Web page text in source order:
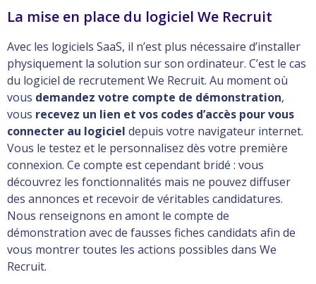
La mise en place du logiciel We Recruit
Avec les logiciels SaaS, il n’est plus nécessaire d’installer
physiquement la solution sur son ordinateur. C’est le cas
du logiciel de recrutement We Recruit. Au moment où
vous demandez votre compte de démonstration,
vous recevez un lien et vos codes d’accès pour vous
connecter au logiciel depuis votre navigateur internet.
Vous le testez et le personnalisez dès votre première
connexion. Ce compte est cependant bridé : vous
découvrez les fonctionnalités mais ne pouvez diffuser
des annonces et recevoir de véritables candidatures.
Nous renseignons en amont le compte de
démonstration avec de fausses fiches candidats afin de
vous montrer toutes les actions possibles dans We
Recruit.